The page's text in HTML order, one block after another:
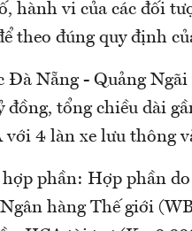
hành vi của các đối
theo đúng quy định
Đà Nẵng - Quảng
đồng, tổng chiều dài
với 4 làn xe lưu thông
phần: Hợp phần
hàng Thế giới